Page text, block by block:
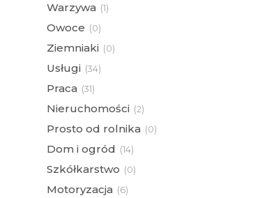
Warzywa (1)
Owoce (0)
Ziemniaki (0)
Usługi (34)
Praca (31)
Nieruchomości (2)
Prosto od rolnika (0)
Dom i ogród (14)
Szkółkarstwo (0)
Motoryzacja (6)